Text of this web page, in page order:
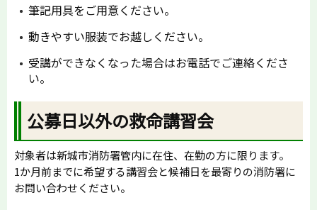
筆記用具をご用意ください。
動きやすい服装でお越しください。
受講ができなくなった場合はお電話でご連絡くださ
い。
公募日以外の救命講習会
対象者は新城市消防署管内に在住、在勤の方に限ります。
1か月前までに希望する講習会と候補日を最寄りの消防署に
お問い合わせください。